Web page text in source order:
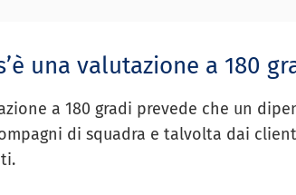
una valutazione a 180
a 180 gradi prevede che un
di squadra e talvolta dai